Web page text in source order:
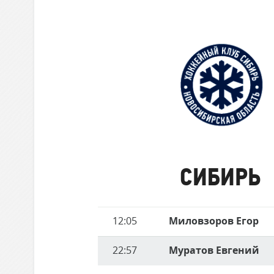
Шанхайские Драконы
Сибирь
СИБИРЬ
Время
Имя
12:05 Миловзоров Егор
22:57 Муратов Евгений